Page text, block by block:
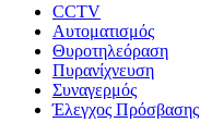
CCTV
Αυτοματισμός
Θυροτηλεόραση
Πυρανίχνευση
Συναγερμός
Έλεγχος Πρόσβασης